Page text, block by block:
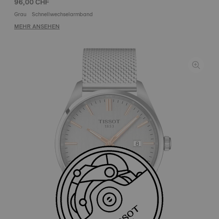
Grau Schnellwechselarmband
MEHR ANSEHEN